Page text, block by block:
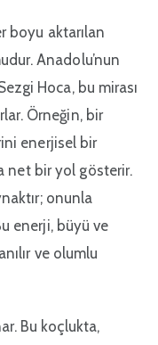
boyu aktarılan
Anadolu’nun
Hoca, bu mirası
Örneğin, bir
enerjisel bir
net bir yol gösterir.
onunla
enerji, büyü ve
ve olumlu
Bu koçlukta,